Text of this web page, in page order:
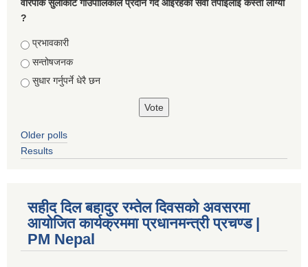
वारपाक सुलीकोट गाउँपालिकाले प्रदान गर्दै आइरहेको सेवा तपाइलाई कस्तो लाग्यो
?
Choices
प्रभावकारी
सन्तोषजनक
सुधार गर्नुपर्ने धेरै छन
Older polls
Results
सहीद दिल बहादुर रम्तेल दिवसको अवसरमा
आयोजित कार्यक्रममा प्रधानमन्त्री प्रचण्ड |
PM Nepal